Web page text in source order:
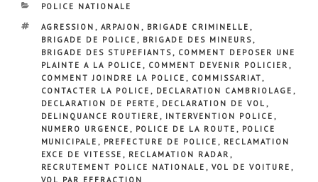
CATÉGORIES
POLICE NATIONALE
ÉTIQUETTES
AGRESSION , ARPAJON , BRIGADE CRIMINELLE ,
BRIGADE DE POLICE , BRIGADE DES MINEURS,
BRIGADE DES STUPEFIANTS, COMMENT DEPOSER UNE
PLAINTE A LA POLICE , COMMENT DEVENIR POLICIER ,
COMMENT JOINDRE LA POLICE , COMMISSARIAT,
CONTACTER LA POLICE , DECLARATION CAMBRIOLAGE ,
DECLARATION DE PERTE , DECLARATION DE VOL ,
DELINQUANCE ROUTIERE , INTERVENTION POLICE ,
NUMERO URGENCE , POLICE DE LA ROUTE , POLICE
MUNICIPALE , PREFECTURE DE POLICE , RECLAMATION
EXCE DE VITESSE , RECLAMATION RADAR ,
RECRUTEMENT POLICE NATIONALE , VOL DE VOITURE ,